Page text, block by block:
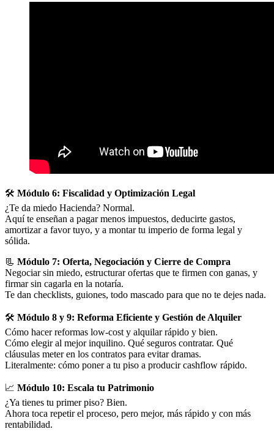
🛠️ Módulo 6: Fiscalidad y Optimización Legal
¿Te da miedo Hacienda? Normal.
Aquí te enseñan a pagar menos impuestos, deducirte gastos,
amortizar a favor tuyo, y a montar tu imperio de forma legal y
sólida.
📃 Módulo 7: Oferta, Negociación y Cierre de Compra
Negociar sin miedo, estructurar ofertas que te firmen con ganas, y
firmar sin cagarla en la notaría.
Te dan checklists, guiones, todo mascado para que no te dejes nada.
🛠️ Módulo 8 y 9: Reforma Eficiente y Gestión de Alquiler
Cómo hacer reformas low-cost y alquilar rápido y bien.
Cómo elegir al mejor inquilino. Qué seguros contratar. Qué
cláusulas meter en los contratos para evitar dramas.
Literalmente: cómo poner a tu piso a producir cashflow rápido.
📈 Módulo 10: Escala tu Patrimonio
¿Ya tienes tu primer piso? Bien.
Ahora toca repetir el proceso, pero mejor, más rápido y con más
rentabilidad.